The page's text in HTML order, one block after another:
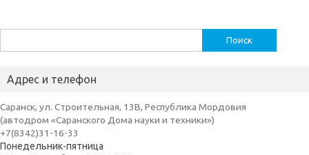
Адрес и телефон
Саранск, ул. Строительная, 13В, Республика Мордовия
(автодром «Саранского Дома науки и техники»)
+7(8342)31-16-33
Понедельник-пятница